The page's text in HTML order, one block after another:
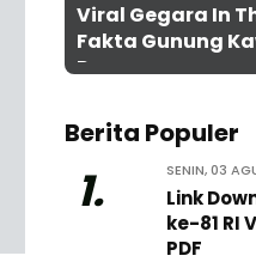
Viral Gegara In
Fakta Gunung
Penasaran
Berita Populer
1. SENIN, 03
Link
ke-81 RI
PDF